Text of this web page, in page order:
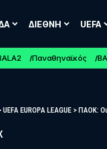
ΔΙΕΘΝΗ UEFA
Παναθηναϊκός
UEFA EUROPA LEAGUE > ΠΑΟΚ: Οι